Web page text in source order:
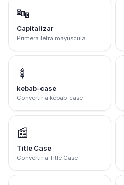
🔤
Capitalizar
Primera letra mayúscula
🍢
kebab-case
Convertir a kebab-case
📰
Title Case
Convertir a Title Case